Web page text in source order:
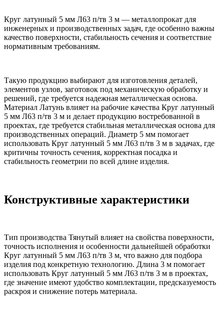
Круг латунный 5 мм Л63 п/тв 3 м — металлопрокат для
инженерных и производственных задач, где особенно важны
качество поверхности, стабильность сечения и соответствие
нормативным требованиям.
Такую продукцию выбирают для изготовления деталей,
элементов узлов, заготовок под механическую обработку и
решений, где требуется надежная металлическая основа.
Материал Латунь влияет на рабочие качества Круг латунный
5 мм Л63 п/тв 3 м и делает продукцию востребованной в
проектах, где требуется стабильная металлическая основа для
производственных операций. Диаметр 5 мм помогает
использовать Круг латунный 5 мм Л63 п/тв 3 м в задачах, где
критичны точность сечения, корректная посадка и
стабильность геометрии по всей длине изделия.
Конструктивные характеристики
Тип производства Тянутый влияет на свойства поверхности,
точность исполнения и особенности дальнейшей обработки
Круг латунный 5 мм Л63 п/тв 3 м, что важно для подбора
изделия под конкретную технологию. Длина 3 м помогает
использовать Круг латунный 5 мм Л63 п/тв 3 м в проектах,
где значение имеют удобство комплектации, предсказуемость
раскроя и снижение потерь материала.